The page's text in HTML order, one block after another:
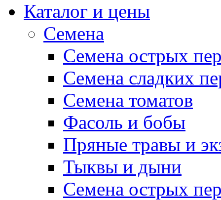
Каталог и цены
Семена
Семена острых
Семена сладких
Семена томатов
Фасоль и бобы
Пряные травы и
Тыквы и дыни
Семена острых